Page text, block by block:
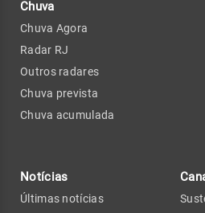
Chuva
Chuva Agora
Radar RJ
Outros radares
Chuva prevista
Chuva acumulada
Notícias
Últimas notícias